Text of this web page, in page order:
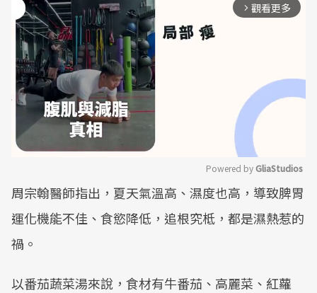
arrow_forward_ios 觀看更多
Mute
Powered by GliaStudios
周宗翰醫師指出，夏天氣溫高、濕度也高，導致脾胃
運化機能不佳、食慾降低，追根究柢，都是濕熱惹的
禍。
以番茄蔬菜湯來說，食材有牛番茄、高麗菜、紅蘿